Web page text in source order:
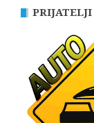
PRIJATELJI